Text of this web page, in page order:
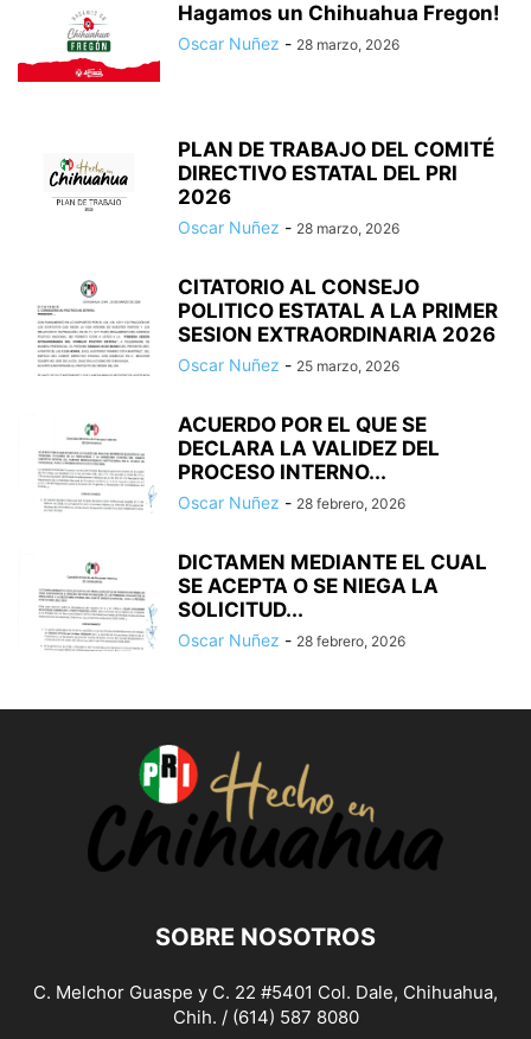
Hagamos un Chihuahua Fregon!
Oscar Nuñez - 28 marzo, 2026
PLAN DE TRABAJO DEL COMITÉ
DIRECTIVO ESTATAL DEL PRI
2026
Oscar Nuñez - 28 marzo, 2026
CITATORIO AL CONSEJO
POLITICO ESTATAL A LA PRIMER
SESION EXTRAORDINARIA 2026
Oscar Nuñez - 25 marzo, 2026
ACUERDO POR EL QUE SE
DECLARA LA VALIDEZ DEL
PROCESO INTERNO...
Oscar Nuñez - 28 febrero, 2026
DICTAMEN MEDIANTE EL CUAL
SE ACEPTA O SE NIEGA LA
SOLICITUD...
Oscar Nuñez - 28 febrero, 2026
SOBRE NOSOTROS
C. Melchor Guaspe y C. 22 #5401 Col. Dale, Chihuahua,
Chih. / (614) 587 8080